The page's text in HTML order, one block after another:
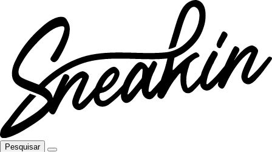
Pesquisar